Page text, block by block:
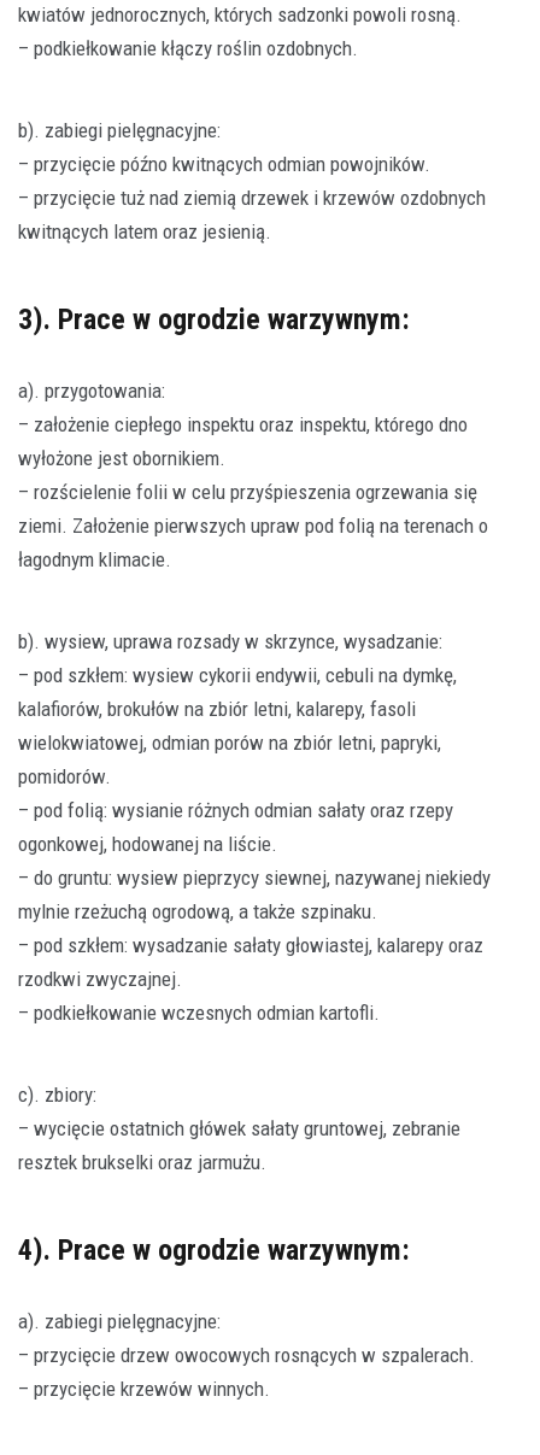
kwiatów jednorocznych, których sadzonki powoli rosną.
– podkiełkowanie kłączy roślin ozdobnych.
b). zabiegi pielęgnacyjne:
– przycięcie późno kwitnących odmian powojników.
– przycięcie tuż nad ziemią drzewek i krzewów ozdobnych
kwitnących latem oraz jesienią.
3). Prace w ogrodzie warzywnym:
a). przygotowania:
– założenie ciepłego inspektu oraz inspektu, którego dno
wyłożone jest obornikiem.
– rozścielenie folii w celu przyśpieszenia ogrzewania się
ziemi. Założenie pierwszych upraw pod folią na terenach o
łagodnym klimacie.
b). wysiew, uprawa rozsady w skrzynce, wysadzanie:
– pod szkłem: wysiew cykorii endywii, cebuli na dymkę,
kalafiorów, brokułów na zbiór letni, kalarepy, fasoli
wielokwiatowej, odmian porów na zbiór letni, papryki,
pomidorów.
– pod folią: wysianie różnych odmian sałaty oraz rzepy
ogonkowej, hodowanej na liście.
– do gruntu: wysiew pieprzycy siewnej, nazywanej niekiedy
mylnie rzeżuchą ogrodową, a także szpinaku.
– pod szkłem: wysadzanie sałaty głowiastej, kalarepy oraz
rzodkwi zwyczajnej.
– podkiełkowanie wczesnych odmian kartofli.
c). zbiory:
– wycięcie ostatnich główek sałaty gruntowej, zebranie
resztek brukselki oraz jarmużu.
4). Prace w ogrodzie warzywnym:
a). zabiegi pielęgnacyjne:
– przycięcie drzew owocowych rosnących w szpalerach.
– przycięcie krzewów winnych.